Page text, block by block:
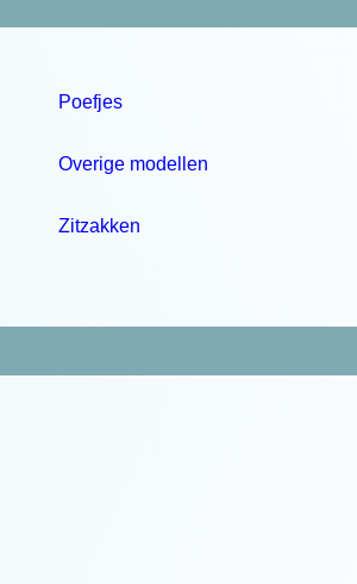
Poefjes
Overige modellen
Zitzakken